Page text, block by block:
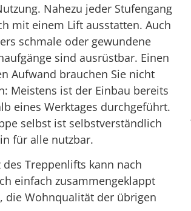
Nahezu jeder Stufengang
mit einem Lift ausstatten. Auch
schmale oder gewundene
sind ausrüstbar. Einen
Aufwand brauchen Sie nicht
Meistens ist der Einbau bereits
eines Werktages durchgeführt.
selbst ist selbstverständlich
für alle nutzbar.
des Treppenlifts kann nach
einfach zusammengeklappt
die Wohnqualität der übrigen